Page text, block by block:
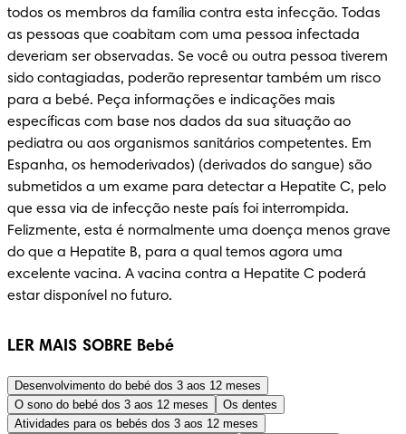
todos os membros da família contra esta infecção. Todas
as pessoas que coabitam com uma pessoa infectada
deveriam ser observadas. Se você ou outra pessoa tiverem
sido contagiadas, poderão representar também um risco
para a bebé. Peça informações e indicações mais
específicas com base nos dados da sua situação ao
pediatra ou aos organismos sanitários competentes. Em
Espanha, os hemoderivados) (derivados do sangue) são
submetidos a um exame para detectar a Hepatite C, pelo
que essa via de infecção neste país foi interrompida.
Felizmente, esta é normalmente uma doença menos grave
do que a Hepatite B, para a qual temos agora uma
excelente vacina. A vacina contra a Hepatite C poderá
estar disponível no futuro.
LER MAIS SOBRE Bebé
Desenvolvimento do bebé dos 3 aos 12 meses
O sono do bebé dos 3 aos 12 meses
Os dentes
Atividades para os bebés dos 3 aos 12 meses